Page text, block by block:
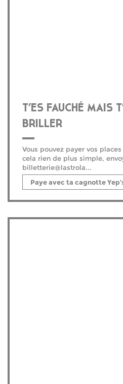
T’ES FAUCHÉ MAIS
BRILLER
Vous pouvez payer vos
cela rien de plus simple,
billetterie@lastrola...
Paye avec ta cagnotte